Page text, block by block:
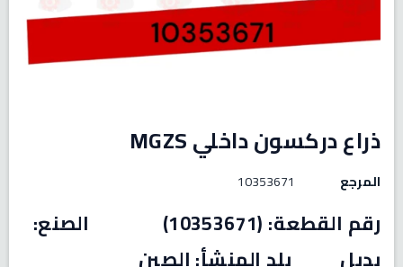
ذراع دركسون داخلي MGZS
المرجع 10353671
رقم القطعة: (10353671) الصنع:
بديل بلد المنشأ: الصين